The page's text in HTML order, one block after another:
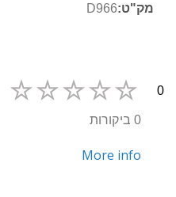
מידע
D966
0
0 ביקורות
More info